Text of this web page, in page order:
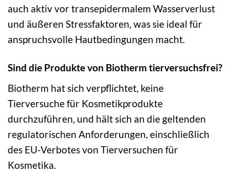
auch aktiv vor transepidermalem Wasserverlust
und äußeren Stressfaktoren, was sie ideal für
anspruchsvolle Hautbedingungen macht.
Sind die Produkte von Biotherm tierversuchsfrei?
Biotherm hat sich verpflichtet, keine
Tierversuche für Kosmetikprodukte
durchzuführen, und hält sich an die geltenden
regulatorischen Anforderungen, einschließlich
des EU-Verbotes von Tierversuchen für
Kosmetika.